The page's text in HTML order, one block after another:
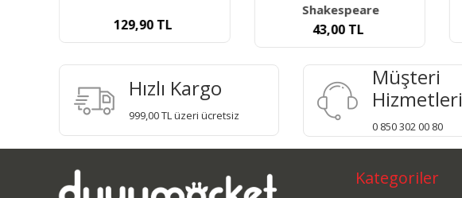
129,90TL
Shakespeare
43,00TL
Hızlı Kargo
999,00 TL üzeri ücretsiz
Müşteri
Hizmetleri
0 850 302 00 80
Kategoriler